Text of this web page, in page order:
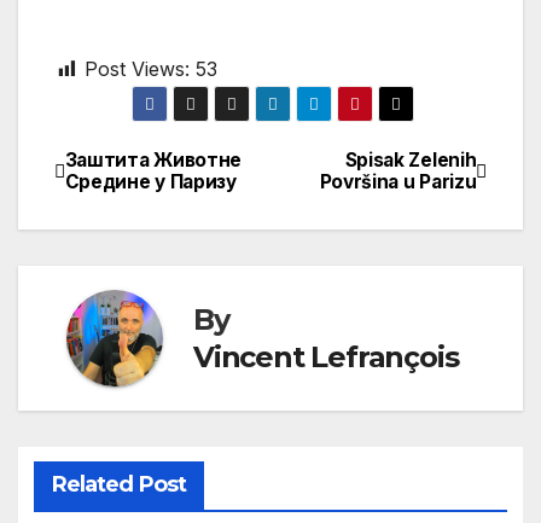
Post Views: 53
Post
navigation
Spisak Zelenih
Površina u Parizu
Заштита Животне
Срединe у Паризу
By
Vincent Lefrançois
Related Post